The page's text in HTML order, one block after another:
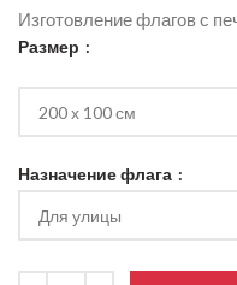
Изготовление флагов с
Размер
Назначение флага